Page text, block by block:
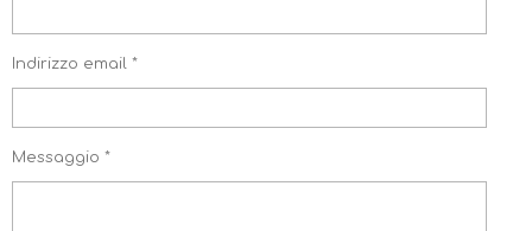
Indirizzo email *
Messaggio *